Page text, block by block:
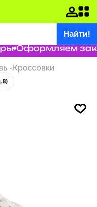
Найти!
Оформляем
-Кроссовки